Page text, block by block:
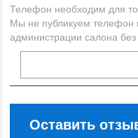
Телефон необходим для
Мы не публикуем телефон
администрации салона без
Оставить